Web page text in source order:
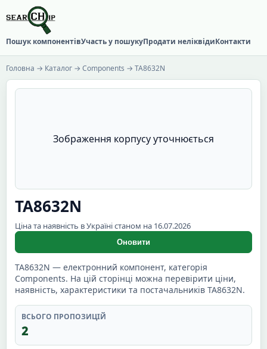
Пошук компонентівУчасть у пошукуПродати неліквідиКонтакти
Головна → Каталог → Components → TA8632N
Зображення корпусу уточнюється
TA8632N
Ціна та наявність в Україні станом на 16.07.2026
Оновити
TA8632N — електронний компонент, категорія
Components. На цій сторінці можна перевірити ціни,
наявність, характеристики та постачальників TA8632N.
ВСЬОГО ПРОПОЗИЦІЙ
2